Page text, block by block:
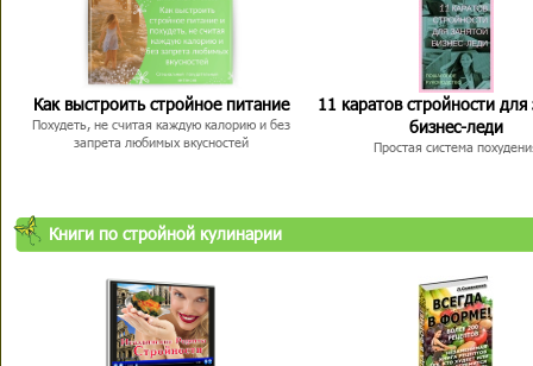
Как выстроить стройное питание
Похудеть, не считая каждую калорию и без
запрета любимых вкусностей
11 каратов стройности для
бизнес-леди
Простая система
Книги по стройной кулинарии